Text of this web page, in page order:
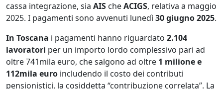
cassa integrazione, sia AIS cheACIGS, relativa a maggio
2025. I pagamenti sono avvenuti lunedì 30 giugno 2025.
In Toscana i pagamenti hanno riguardato 2.104
lavoratori per un importo lordo complessivo pari ad
oltre 741mila euro, che salgono ad oltre 1 milione e
112mila euro includendo il costo dei contributi
pensionistici, la cosiddetta “contribuzione correlata”. La